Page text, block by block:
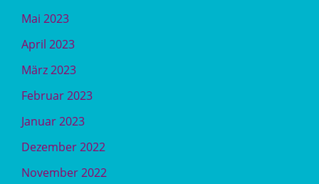
Mai 2023
April 2023
März 2023
Februar 2023
Januar 2023
Dezember 2022
November 2022